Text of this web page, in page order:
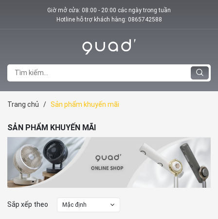
Giờ mở cửa: 08:00 - 20:00 các ngày trong tuần
Hotline hỗ trợ khách hàng: 0865742588
Trang chủ / Sản phẩm khuyến mãi
SẢN PHẨM KHUYẾN MÃI
Sắp xếp theo Mặc định